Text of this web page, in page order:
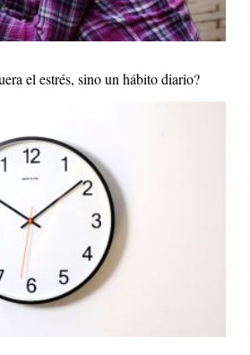
el estrés, sino un hábito diario?